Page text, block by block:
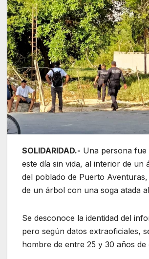
SOLIDARIDAD.- Una persona
este día sin vida, al interior de un
del poblado de Puerto Aventuras,
de un árbol con una soga atada
Se desconoce la identidad del
pero según datos extraoficiales,
hombre de entre 25 y 30 años de